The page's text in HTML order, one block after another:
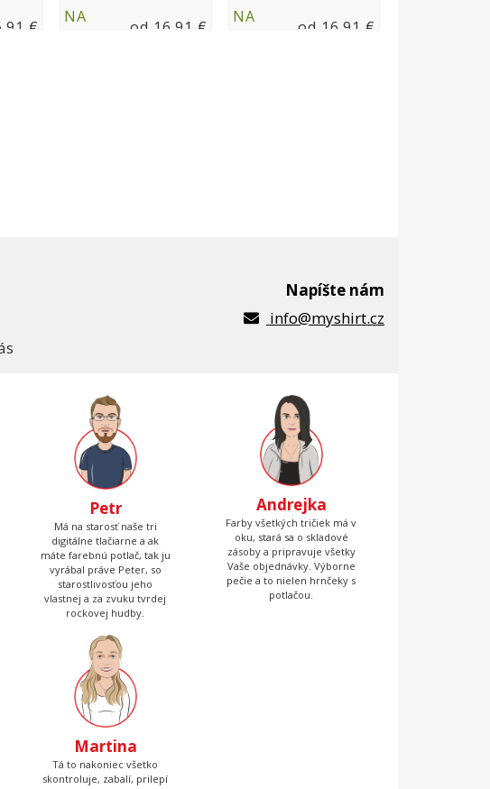
€
NA
od 16.91 €
NA
od 16.91 €
Napíšte nám
info@myshirt.cz
Petr
Má na starosť naše tri
digitálne tlačiarne a ak
máte farebnú potlač, tak ju
vyrábal práve Peter, so
starostlivosťou jeho
vlastnej a za zvuku tvrdej
rockovej hudby.
Andrejka
Farby všetkých tričiek má v
oku, stará sa o skladové
zásoby a pripravuje všetky
Vaše objednávky. Výborne
pečie a to nielen hrnčeky s
potlačou.
Martina
Tá to nakoniec všetko
skontroluje, zabalí, prilepí